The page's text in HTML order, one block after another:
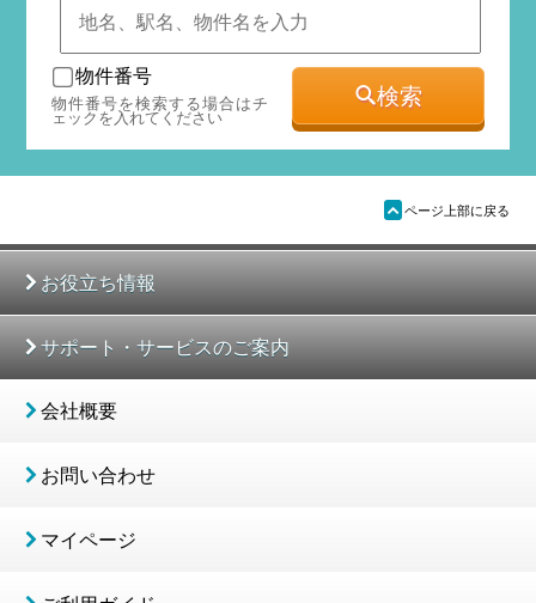
物件番号
物件番号を検索する場合はチ
ェックを入れてください
検索
ü ページ上部に戻る
お役立ち情報
サポート・サービスのご案内
会社概要
お問い合わせ
マイページ